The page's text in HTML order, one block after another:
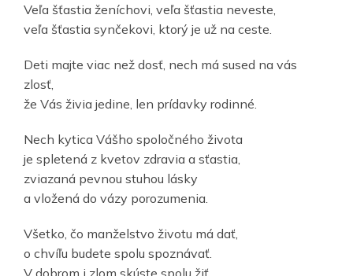
Veľa šťastia ženíchovi, veľa šťastia neveste,
veľa šťastia synčekovi, ktorý je už na ceste.
Deti majte viac než dosť, nech má sused na vás
zlosť,
že Vás živia jedine, len prídavky rodinné.
Nech kytica Vášho spoločného života
je spletená z kvetov zdravia a sťastia,
zviazaná pevnou stuhou lásky
a vložená do vázy porozumenia.
Všetko, čo manželstvo životu má dať,
o chvíľu budete spolu spoznávať.
V dobrom i zlom skúste spolu žiť,